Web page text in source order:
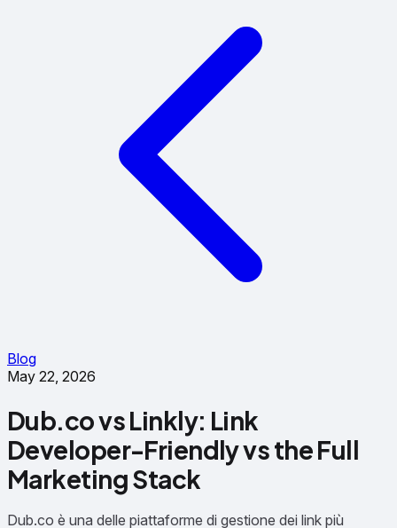
Blog
May 22, 2026
Dub.co vs Linkly: Link
Developer-Friendly vs the Full
Marketing Stack
Dub.co è una delle piattaforme di gestione dei link più